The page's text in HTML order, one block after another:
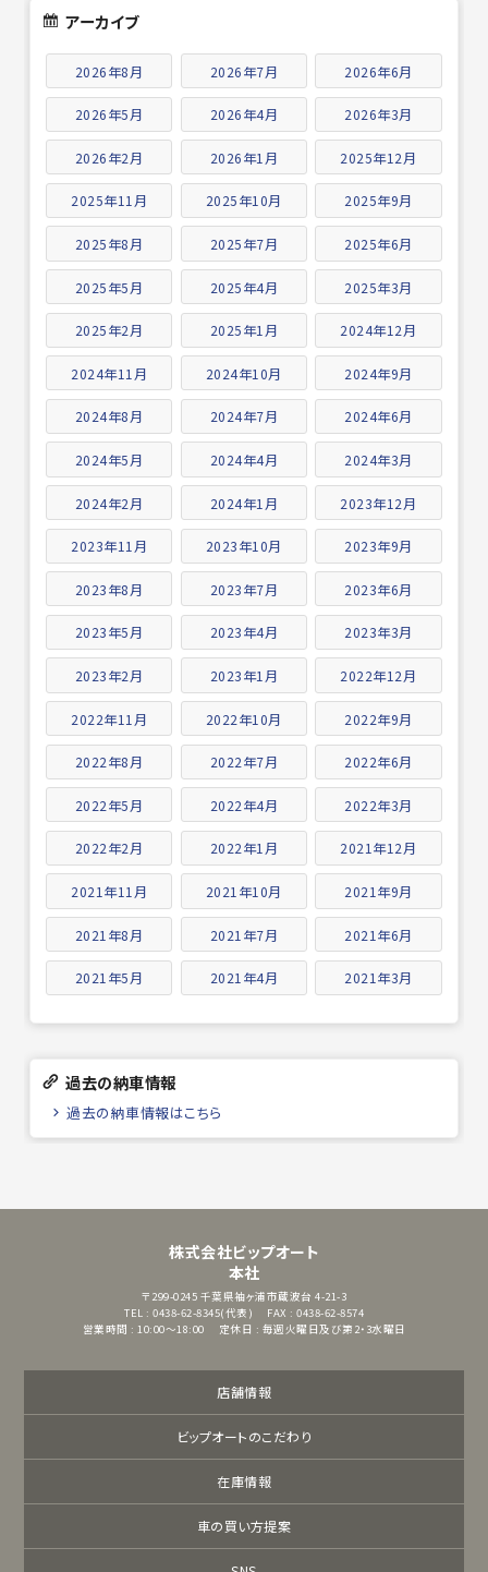
アーカイブ
2026年8月 2026年7月 2026年6月
2026年5月 2026年4月 2026年3月
2026年2月 2026年1月 2025年12月
2025年11月 2025年10月 2025年9月
2025年8月 2025年7月 2025年6月
2025年5月 2025年4月 2025年3月
2025年2月 2025年1月 2024年12月
2024年11月 2024年10月 2024年9月
2024年8月 2024年7月 2024年6月
2024年5月 2024年4月 2024年3月
2024年2月 2024年1月 2023年12月
2023年11月 2023年10月 2023年9月
2023年8月 2023年7月 2023年6月
2023年5月 2023年4月 2023年3月
2023年2月 2023年1月 2022年12月
2022年11月 2022年10月 2022年9月
2022年8月 2022年7月 2022年6月
2022年5月 2022年4月 2022年3月
2022年2月 2022年1月 2021年12月
2021年11月 2021年10月 2021年9月
2021年8月 2021年7月 2021年6月
2021年5月 2021年4月 2021年3月
過去の納車情報
過去の納車情報はこちら
株式会社ビップオート
本社
〒299-0245 千葉県袖ヶ浦市蔵波台 4-21-3
TEL : 0438-62-8345(代表)
FAX : 0438-62-8574
営業時間 : 10:00～18:00
定休日 : 毎週火曜日及び第2・3水曜日
店舗情報
ビップオートのこだわり
在庫情報
車の買い方提案